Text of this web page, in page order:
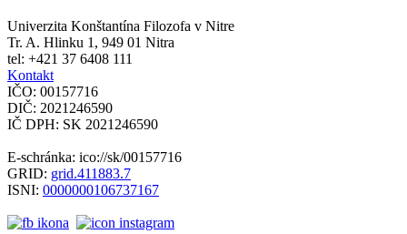
Univerzita Konštantína Filozofa v Nitre
Tr. A. Hlinku 1, 949 01 Nitra
tel: +421 37 6408 111
Kontakt
IČO: 00157716
DIČ: 2021246590
IČ DPH: SK 2021246590
E-schránka: ico://sk/00157716
GRID: grid.411883.7
ISNI: 0000000106737167